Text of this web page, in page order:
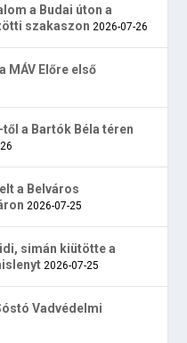
a Budai úton a
szakaszon 2026-07-26
MÁV Előre első
a Bartók Béla téren
a Belváros
2026-07-25
simán kiütötte a
2026-07-25
Vadvédelmi